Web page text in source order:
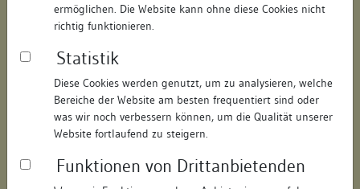
ermöglichen. Die Website kann ohne diese Cookies nicht
richtig funktionieren.
Statistik
Diese Cookies werden genutzt, um zu analysieren, welche
Bereiche der Website am besten frequentiert sind oder
was wir noch verbessern können, um die Qualität unserer
Website fortlaufend zu steigern.
Funktionen von Drittanbietenden
Als PDF herunterladen:
Objektdaten
Straße: Rosgartenstraße
Hausnummer: 10
Postleitzahl: 78426